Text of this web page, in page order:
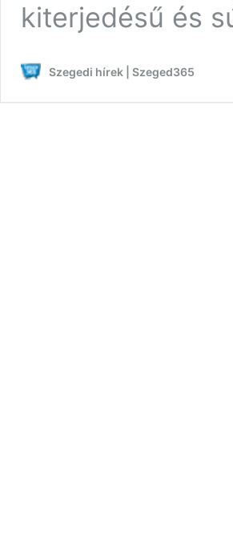
kiterjedésű és
Szegedi hírek | Szeged365